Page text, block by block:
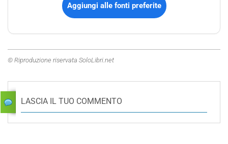
Aggiungi alle fonti preferite
© Riproduzione riservata SoloLibri.net
LASCIA IL TUO COMMENTO